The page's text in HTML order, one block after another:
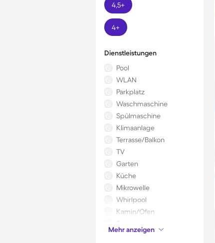
4,5+
4+
Dienstleistungen
Pool
WLAN
Parkplatz
Waschmaschine
Spülmaschine
Klimaanlage
Terrasse/Balkon
TV
Garten
Küche
Mikrowelle
Whirlpool
Kamin/Ofen
Sauna
Kinderbett
Mehr anzeigen